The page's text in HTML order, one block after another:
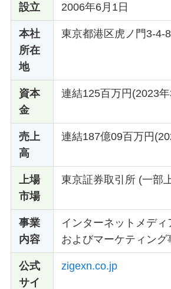
設立 2006年6月1日
本社
所在
地
東京都港区虎ノ門3-4-8
資本
金
連結125百万円(2023
売上
高
連結187億09百万円
上場
市場
東京証券取引所 (一部
事業
内容
インターネットメデ
およびマーケティング
公式
サイ
zigexn.co.jp